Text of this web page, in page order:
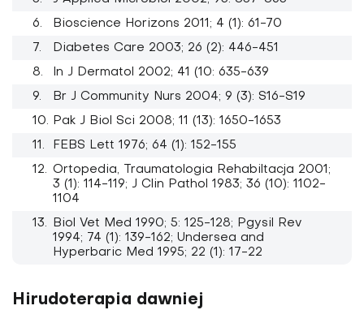
Bioscience Horizons 2011; 4 (1): 61-70
Diabetes Care 2003; 26 (2): 446-451
In J Dermatol 2002; 41 (10: 635-639
Br J Community Nurs 2004; 9 (3): S16-S19
Pak J Biol Sci 2008; 11 (13): 1650-1653
FEBS Lett 1976; 64 (1): 152-155
Ortopedia, Traumatologia Rehabiltacja 2001;
3 (1): 114-119; J Clin Pathol 1983; 36 (10): 1102-
1104
Biol Vet Med 1990; 5: 125-128; Pgysil Rev
1994; 74 (1): 139-162; Undersea and
Hyperbaric Med 1995; 22 (1): 17-22
Hirudoterapia dawniej